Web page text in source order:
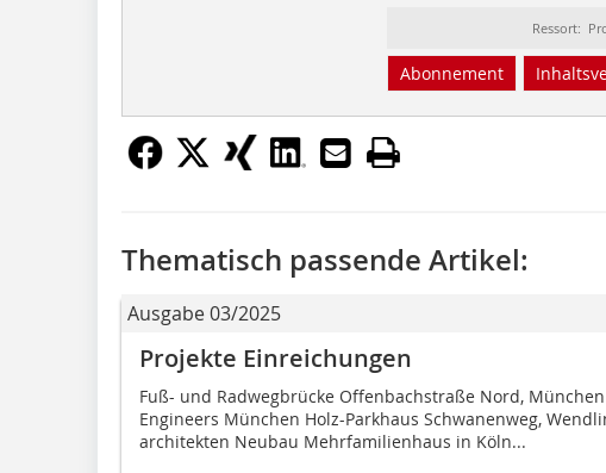
Ressort:
Abonnement
Thematisch passende Artikel:
Ausgabe 03/2025
Projekte Einreichungen
Fuß- und Radwegbrücke Offenbachstraße Nord,
Engineers München Holz-Parkhaus Schwanenweg,
architekten Neubau Mehrfamilienhaus in Köln...